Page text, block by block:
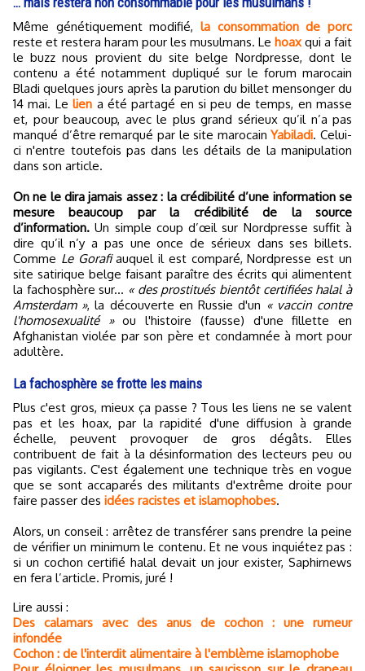
Même génétiquement modifié, la consommation de porc
reste et restera haram pour les musulmans. Le hoaxqui a fait
le buzz nous provient du site belge Nordpresse, dont le
contenu a été notamment dupliqué sur le forum marocain
Bladi quelques jours après la parution du billet mensonger du
14 mai. Lelien a été partagé en si peu de temps, en masse
et, pour beaucoup, avec le plus grand sérieux qu’il n’a pas
manqué d’être remarqué par le site marocainYabiladi. Celui-
ci n'entre toutefois pas dans les détails de la manipulation
dans son article.
On ne le dira jamais assez : la crédibilité d’une information se
mesure beaucoup par la crédibilité de la source
d’information. Un simple coup d’œil sur Nordpresse suffit à
dire qu’il n’y a pas une once de sérieux dans ses billets.
Comme Le Gorafiauquel il est comparé, Nordpresse est un
site satirique belge faisant paraître des écrits qui alimentent
la fachosphère sur... « des prostitués bientôt certifiées halal à
Amsterdam », la découverte en Russie d'un « vaccin contre
l'homosexualité »ou l'histoire (fausse) d'une fillette en
Afghanistan violée par son père et condamnée à mort pour
adultère.
La fachosphère se frotte les mains
Plus c'est gros, mieux ça passe ? Tous les liens ne se valent
pas et les hoax, par la rapidité d'une diffusion à grande
échelle, peuvent provoquer de gros dégâts. Elles
contribuent de fait à la désinformation des lecteurs peu ou
pas vigilants. C'est également une technique très en vogue
que se sont accaparés des militants d'extrême droite pour
faire passer des idées racistes et islamophobes.
Alors, un conseil : arrêtez de transférer sans prendre la peine
de vérifier un minimum le contenu. Et ne vous inquiétez pas :
si un cochon certifié halal devait un jour exister, Saphirnews
en fera l’article. Promis, juré !
Lire aussi :
Des calamars avec des anus de cochon : une rumeur
infondée
Cochon : de l'interdit alimentaire à l'emblème islamophobe